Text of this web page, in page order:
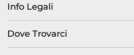
Info Legali
Dove Trovarci